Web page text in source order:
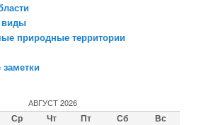
виды
природные территории
АВГУСТ 2026
Ср Чт Пт Сб Вс